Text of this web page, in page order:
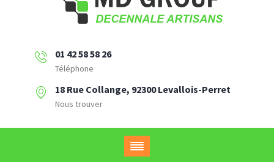
01 42 58 58 26
Téléphone
18 Rue Collange, 92300 Levallois-Perret
Nous trouver